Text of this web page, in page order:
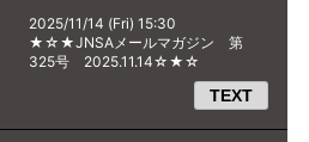
2025/11/14 (Fri) 15:30
★☆★JNSAメールマガジン 第
325号 2025.11.14☆★☆
TEXT